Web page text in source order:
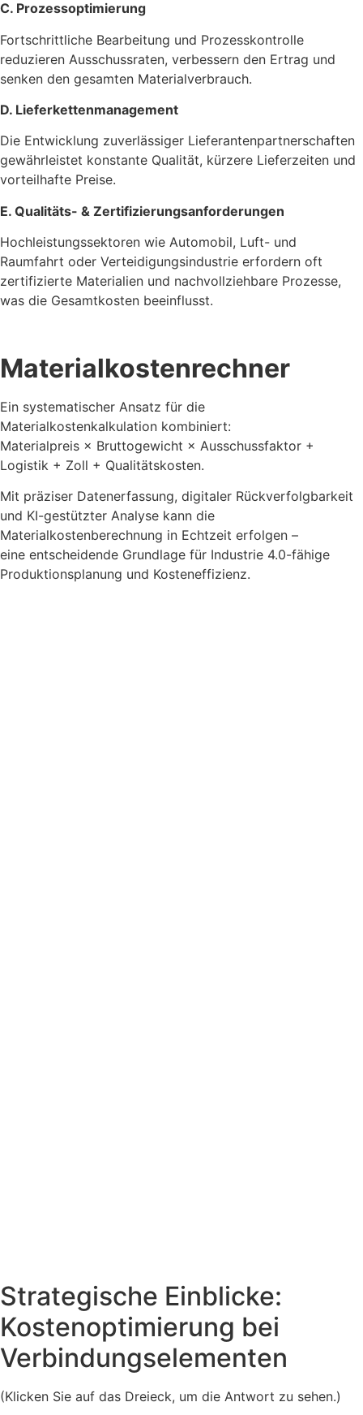
C. Prozessoptimierung
Fortschrittliche Bearbeitung und Prozesskontrolle
reduzieren Ausschussraten, verbessern den Ertrag und
senken den gesamten Materialverbrauch.
D. Lieferkettenmanagement
Die Entwicklung zuverlässiger Lieferantenpartnerschaften
gewährleistet konstante Qualität, kürzere Lieferzeiten und
vorteilhafte Preise.
E. Qualitäts- & Zertifizierungsanforderungen
Hochleistungssektoren wie Automobil, Luft- und
Raumfahrt oder Verteidigungsindustrie erfordern oft
zertifizierte Materialien und nachvollziehbare Prozesse,
was die Gesamtkosten beeinflusst.
Materialkostenrechner
Ein systematischer Ansatz für die
Materialkostenkalkulation kombiniert:
Materialpreis × Bruttogewicht × Ausschussfaktor +
Logistik + Zoll + Qualitätskosten.
Mit präziser Datenerfassung, digitaler Rückverfolgbarkeit
und KI-gestützter Analyse kann die
Materialkostenberechnung in Echtzeit erfolgen –
eine entscheidende Grundlage für Industrie 4.0-fähige
Produktionsplanung und Kosteneffizienz.
Strategische Einblicke:
Kostenoptimierung bei
Verbindungselementen
(Klicken Sie auf das Dreieck, um die Antwort zu sehen.)